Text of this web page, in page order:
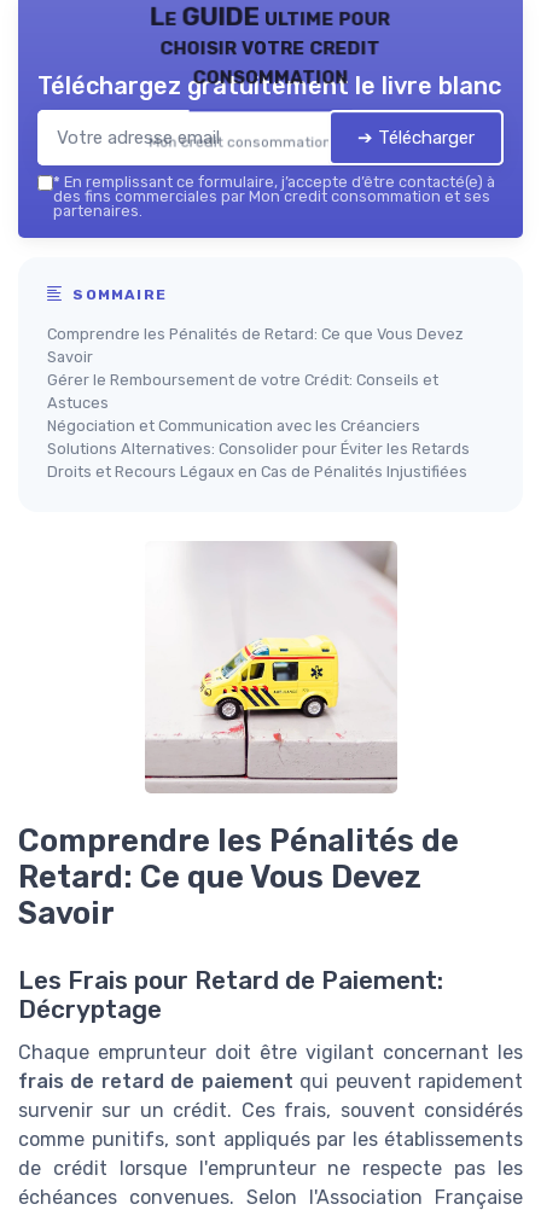
Le GUIDE ultime pour
choisir votre credit
consommation
Mon credit consommation — 2026
Téléchargez gratuitement le livre blanc
➔ Télécharger
* En remplissant ce formulaire, j’accepte d’être contacté(e) à
des fins commerciales par Mon credit consommation et ses
partenaires.
SOMMAIRE
Comprendre les Pénalités de Retard: Ce que Vous Devez
Savoir
Gérer le Remboursement de votre Crédit: Conseils et
Astuces
Négociation et Communication avec les Créanciers
Solutions Alternatives: Consolider pour Éviter les Retards
Droits et Recours Légaux en Cas de Pénalités Injustifiées
Comprendre les Pénalités de
Retard: Ce que Vous Devez
Savoir
Les Frais pour Retard de Paiement:
Décryptage
Chaque emprunteur doit être vigilant concernant les
frais de retard de paiement qui peuvent rapidement
survenir sur un crédit. Ces frais, souvent considérés
comme punitifs, sont appliqués par les établissements
de crédit lorsque l'emprunteur ne respecte pas les
échéances convenues. Selon l'Association Française